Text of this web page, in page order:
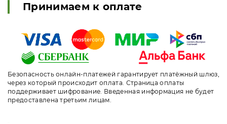
Принимаем к оплате
Безопасность онлайн-платежей гарантирует платёжный шлюз,
через который происходит оплата. Страница оплаты
поддерживает шифрование. Введенная информация не будет
предоставлена третьим лицам.